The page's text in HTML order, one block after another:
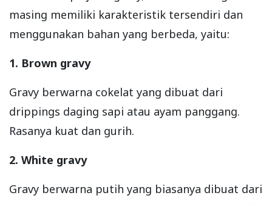
masing memiliki karakteristik tersendiri dan
menggunakan bahan yang berbeda, yaitu:
1. Brown gravy
Gravy berwarna cokelat yang dibuat dari
drippings daging sapi atau ayam panggang.
Rasanya kuat dan gurih.
2. White gravy
Gravy berwarna putih yang biasanya dibuat dari